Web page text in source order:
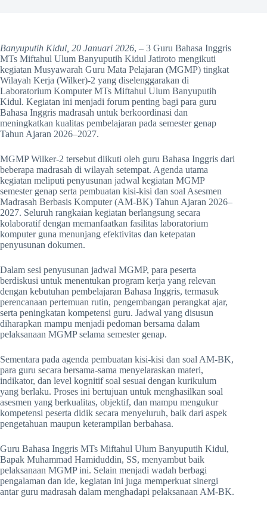
Banyuputih Kidul, 20 Januari 2026, – 3 Guru Bahasa Inggris
MTs Miftahul Ulum Banyuputih Kidul Jatiroto mengikuti
kegiatan Musyawarah Guru Mata Pelajaran (MGMP) tingkat
Wilayah Kerja (Wilker)-2 yang diselenggarakan di
Laboratorium Komputer MTs Miftahul Ulum Banyuputih
Kidul. Kegiatan ini menjadi forum penting bagi para guru
Bahasa Inggris madrasah untuk berkoordinasi dan
meningkatkan kualitas pembelajaran pada semester genap
Tahun Ajaran 2026–2027.
MGMP Wilker-2 tersebut diikuti oleh guru Bahasa Inggris dari
beberapa madrasah di wilayah setempat. Agenda utama
kegiatan meliputi penyusunan jadwal kegiatan MGMP
semester genap serta pembuatan kisi-kisi dan soal Asesmen
Madrasah Berbasis Komputer (AM-BK) Tahun Ajaran 2026–
2027. Seluruh rangkaian kegiatan berlangsung secara
kolaboratif dengan memanfaatkan fasilitas laboratorium
komputer guna menunjang efektivitas dan ketepatan
penyusunan dokumen.
Dalam sesi penyusunan jadwal MGMP, para peserta
berdiskusi untuk menentukan program kerja yang relevan
dengan kebutuhan pembelajaran Bahasa Inggris, termasuk
perencanaan pertemuan rutin, pengembangan perangkat ajar,
serta peningkatan kompetensi guru. Jadwal yang disusun
diharapkan mampu menjadi pedoman bersama dalam
pelaksanaan MGMP selama semester genap.
Sementara pada agenda pembuatan kisi-kisi dan soal AM-BK,
para guru secara bersama-sama menyelaraskan materi,
indikator, dan level kognitif soal sesuai dengan kurikulum
yang berlaku. Proses ini bertujuan untuk menghasilkan soal
asesmen yang berkualitas, objektif, dan mampu mengukur
kompetensi peserta didik secara menyeluruh, baik dari aspek
pengetahuan maupun keterampilan berbahasa.
Guru Bahasa Inggris MTs Miftahul Ulum Banyuputih Kidul,
Bapak Muhammad Hamiduddin, SS, menyambut baik
pelaksanaan MGMP ini. Selain menjadi wadah berbagi
pengalaman dan ide, kegiatan ini juga memperkuat sinergi
antar guru madrasah dalam menghadapi pelaksanaan AM-BK.